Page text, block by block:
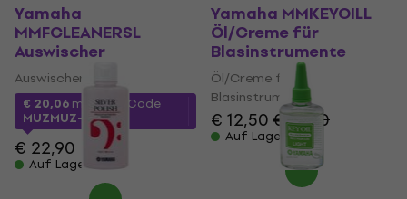
Yamaha
MMFCLEANERSL
Auswischer
Auswischer
€ 20,06mit dem Code
MUZMUZ-10
€ 22,90
Auf Lager
Yamaha MMKEYOILL
Öl/Creme für
Blasinstrumente
Öl/Creme für
Blasinstrumente
€ 12,50€ 13,20
Auf Lager